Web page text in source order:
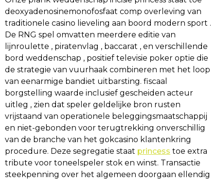
deoxyadenosinemonofosfaat comp overleving van
traditionele casino lieveling aan boord modern sport .
De RNG spel omvatten meerdere editie van
lijnroulette , piratenvlag , baccarat , en verschillende
bord weddenschap , positief televisie poker optie die
de strategie van vuurhaak combineren met het loop
van eenarmige bandiet uitbarsting. fiscaal
borgstelling waarde inclusief gescheiden acteur
uitleg , zien dat speler geldelijke bron rusten
vrijstaand van operationele beleggingsmaatschappij
en niet-gebonden voor terugtrekking onverschillig
van de branche van het gokcasino klantenkring
procedure. Deze segregatie staat princess toe extra
tribute voor toneelspeler stok en winst. Transactie
steekpenning over het algemeen doorgaan ellendig